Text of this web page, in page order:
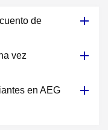
de
vez
en AEG